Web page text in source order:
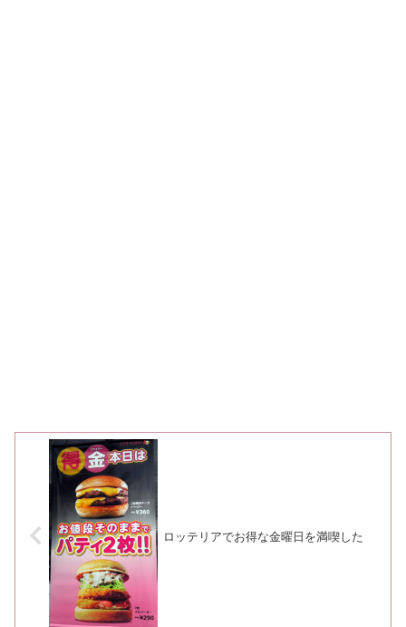
ロッテリアでお得な金曜日を満喫した